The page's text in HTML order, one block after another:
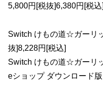
5,800円[税抜]6,380円[税込]
Switch けもの道☆ガーリ
抜]8,228円[税込]
Switch けもの道☆ガーリ
eショップ ダウンロード